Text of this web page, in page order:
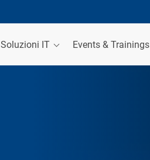
Soluzioni IT Events & Trainings